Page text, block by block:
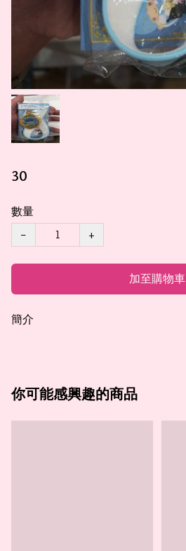
30
數量
−
+
加至購物車
簡介
你可能感興趣的商品